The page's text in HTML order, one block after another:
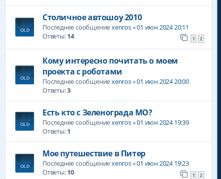
Столичное автошоу 2010
Последнее сообщениеxenros«01 июн 2024 20:11
Ответы:14 1 2
Кому интересно почитать о моем
проекта с роботами
Последнее сообщениеxenros«01 июн 2024 20:00
Ответы:3
Есть кто с Зеленограда МО?
Последнее сообщениеxenros«01 июн 2024 19:39
Ответы:1
Мое путешествие в Питер
Последнее сообщениеxenros«01 июн 2024 19:23
Ответы:10 1 2